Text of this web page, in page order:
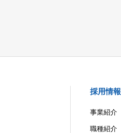
採用情報
事業紹介
職種紹介